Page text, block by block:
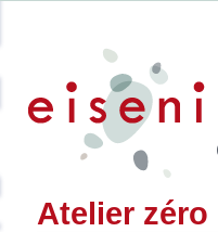
Atelier zéro